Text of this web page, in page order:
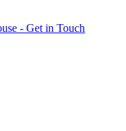
- Get in Touch